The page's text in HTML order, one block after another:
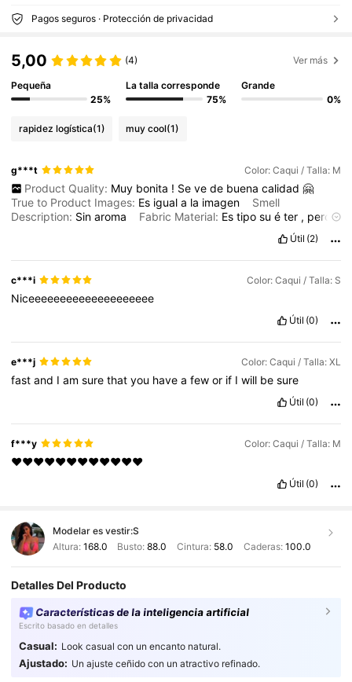
Pagos seguros · Protección de privacidad
5,00 (4) Ver más
Pequeña
25%
La talla corresponde
75%
Grande
0%
rapidez logística(1) muy cool(1)
g***t Color: Caqui / Talla: M
Product Quality: Muy bonita ! Se ve de buena calidad 🤗
True to Product Images: Es iguala la imagen
Smell
Description: Sinaroma Fabric Material: Estiposuéter , pero
que
Útil (2)
c***i Color: Caqui / Talla: S
Niceeeeeeeeeeeeeeeeeeee
Útil (0)
e***j Color: Caqui / Talla: XL
fastand Iamsurethatyou haveafewor if Iwill besure
Útil (0)
f***y Color: Caqui / Talla: M
❤️❤️❤️❤️❤️❤️❤️❤️❤️❤️❤️❤️
Útil (0)
Modelar es vestir:S
Altura: 168.0 Busto:88.0 Cintura: 58.0 Caderas: 100.0
Detalles Del Producto
Características de la inteligencia artificial
Escrito basado en detalles
Casual: Look casual con un encanto natural.
Ajustado: Un ajuste ceñido con un atractivo refinado.